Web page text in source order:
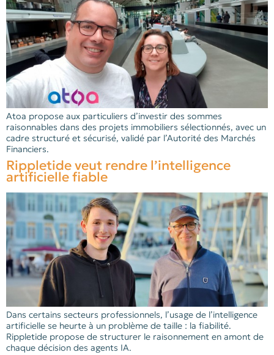
Atoa propose aux particuliers d’investir des sommes
raisonnables dans des projets immobiliers sélectionnés, avec un
cadre structuré et sécurisé, validé par l’Autorité des Marchés
Financiers.
Rippletide veut rendre l’intelligence
artificielle fiable
Dans certains secteurs professionnels, l’usage de l’intelligence
artificielle se heurte à un problème de taille : la fiabilité.
Rippletide propose de structurer le raisonnement en amont de
chaque décision des agents IA.